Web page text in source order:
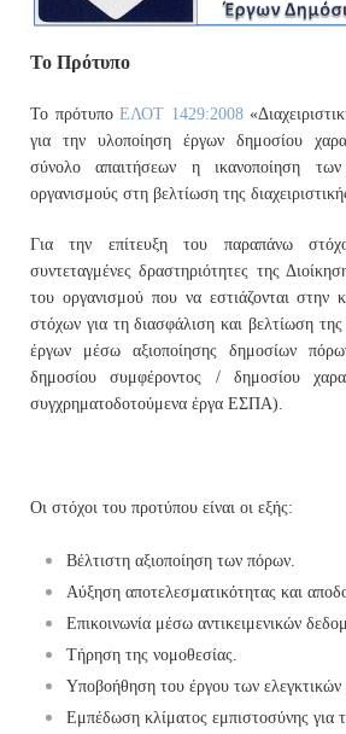
Το Πρότυπο
To πρότυπο ΕΛΟΤ 1429:2008
για την υλοποίηση έργων δημοσίου
σύνολο απαιτήσεων η ικανοποίηση
οργανισμούς στη βελτίωση της
Για την επίτευξη του παραπάνω
συντεταγμένες δραστηριότητες της
του οργανισμού που να εστιάζονται στην
στόχων για τη διασφάλιση και βελτίωση της
έργων μέσω αξιοποίησης δημοσίων
δημοσίου συμφέροντος / δημοσίου
συγχρηματοδοτούμενα έργα ΕΣΠΑ).
Οι στόχοι του προτύπου είναι οι εξής:
Βέλτιστη αξιοποίηση των πόρων.
Αύξηση αποτελεσματικότητας και
Επικοινωνία μέσω αντικειμενικών
Τήρηση της νομοθεσίας.
Υποβοήθηση του έργου των ελεγκτικών
Εμπέδωση κλίματος εμπιστοσύνης για